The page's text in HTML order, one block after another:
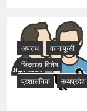
अपराध
कानाफूसी
छिंदवाड़ा विशेष
प्रशासनिक
मध्यप्रदेश